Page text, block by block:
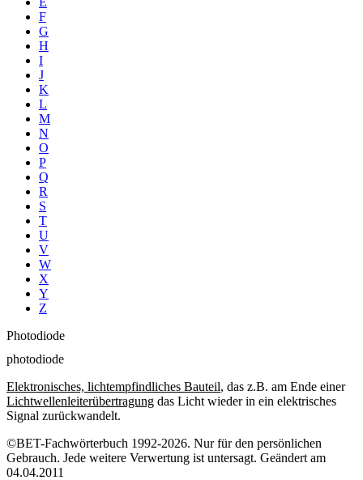
F
G
H
I
J
K
L
M
N
O
P
Q
R
S
T
U
V
W
X
Y
Z
Photodiode
photodiode
Elektronisches, lichtempfindliches Bauteil, das z.B. am Ende einer
Lichtwellenleiterübertragung das Licht wieder in ein elektrisches
Signal zurückwandelt.
©BET-Fachwörterbuch 1992-2026. Nur für den persönlichen
Gebrauch. Jede weitere Verwertung ist untersagt. Geändert am
04.04.2011